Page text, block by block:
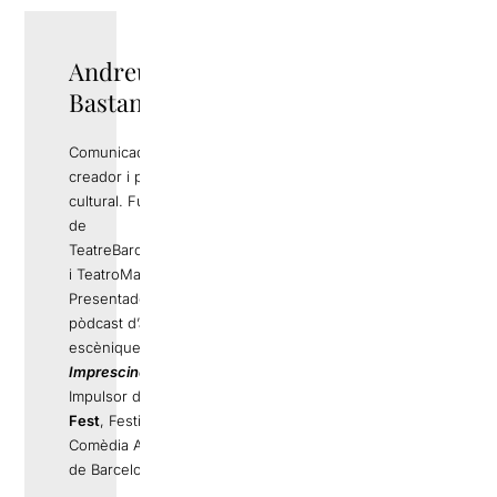
Andreu Rami
Bastante
Comunicador,
creador i productor
cultural. Fundador
de
TeatreBarcelona.com
i TeatroMadrid.com.
Presentador del
pòdcast d’arts
escèniques
Imprescindibles
Impulsor de
Fest, Festival de
Comèdia Alternativa
de Barcelona.